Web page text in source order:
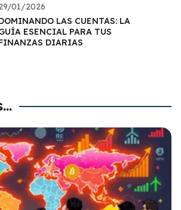
01/2026
LAS CUENTAS: LA
ESENCIAL PARA TUS
DIARIAS